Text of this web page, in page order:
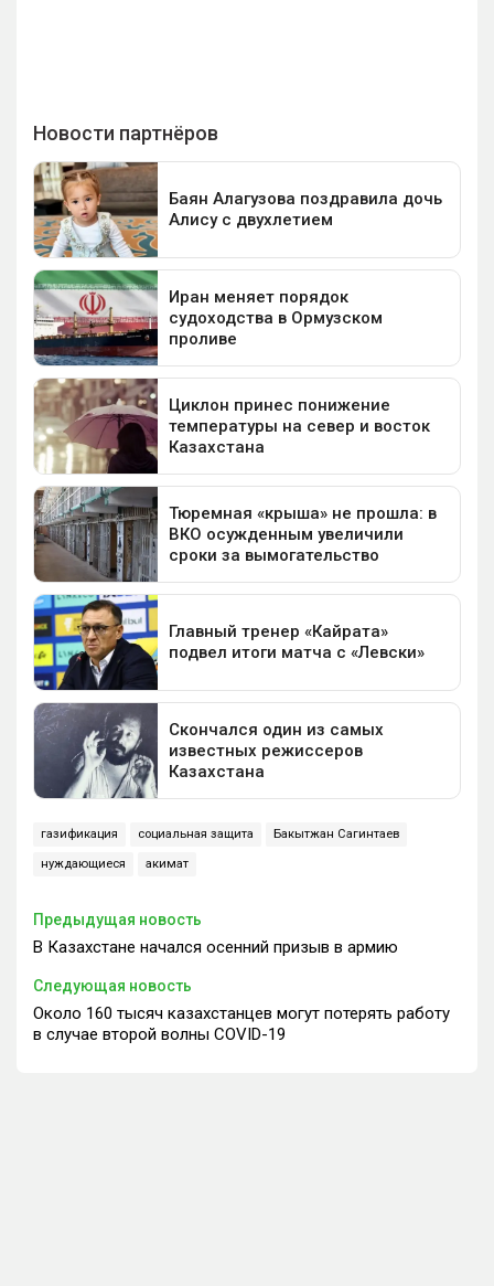
газификация социальная защита Бакытжан Сагинтаев
нуждающиеся акимат
Предыдущая новость
В Казахстане начался осенний призыв в армию
Следующая новость
Около 160 тысяч казахстанцев могут потерять работу
в случае второй волны COVID-19